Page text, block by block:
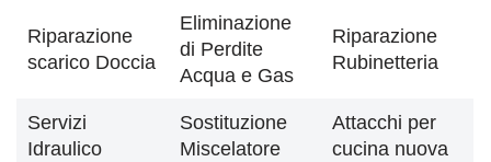
Riparazione
scarico Doccia
Eliminazione
di Perdite
Acqua e Gas
Riparazione
Rubinetteria
Servizi
Idraulico
Sostituzione
Miscelatore
Attacchi per
cucina nuova